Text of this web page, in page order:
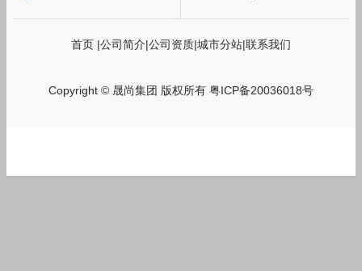
首页 |公司简介|公司资质|城市分站|联系我们
Copyright © 晟尚集团 版权所有 粤ICP备20036018号